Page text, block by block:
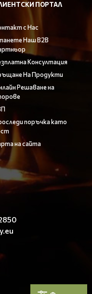
ПОРТАЛ
с Нас
Наш B2B
Консултация
На Продукти
Решаване на
поръчка като
на сайта